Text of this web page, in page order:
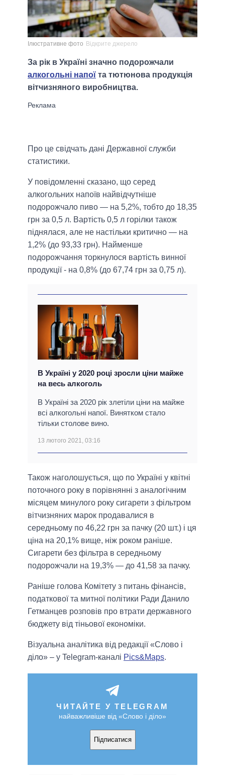
Ілюстративне фото Відкрите джерело
За рік в Україні значно подорожчали
алкогольні напої та тютюнова продукція
вітчизняного виробництва.
Про це свідчать дані Державної служби
статистики.
У повідомленні сказано, що серед
алкогольних напоїв найвідчутніше
подорожчало пиво — на 5,2%, тобто до 18,35
грн за 0,5 л. Вартість 0,5 л горілки також
піднялася, але не настільки критично — на
1,2% (до 93,33 грн). Найменше
подорожчання торкнулося вартість винної
продукції - на 0,8% (до 67,74 грн за 0,75 л).
В Україні у 2020 році зросли ціни майже
на весь алкоголь
В Україні за 2020 рік злетіли ціни на майже
всі алкогольні напої. Винятком стало
тільки столове вино.
13 лютого 2021, 03:16
Також наголошується, що по Україні у квітні
поточного року в порівнянні з аналогічним
місяцем минулого року сигарети з фільтром
вітчизняних марок продавалися в
середньому по 46,22 грн за пачку (20 шт.) і ця
ціна на 20,1% вище, ніж роком раніше.
Сигарети без фільтра в середньому
подорожчали на 19,3% — до 41,58 за пачку.
Раніше голова Комітету з питань фінансів,
податкової та митної політики Ради Данило
Гетманцев розповів про втрати державного
бюджету від тіньової економіки.
Візуальна аналітика від редакції «Слово і
діло» – у Telegram-каналі Pics&Maps.
ЧИТАЙТЕ У TELEGRAM
найважливіше від «Слово і діло»
Підписатися